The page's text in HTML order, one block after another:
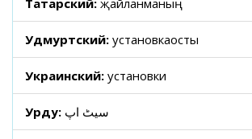
Татарский: җайланманың
Удмуртский: установкаосты
Украинский: установки
Урду: سیٹ اپ